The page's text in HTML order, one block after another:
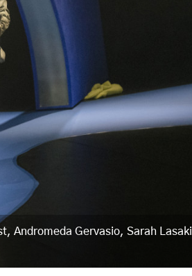
Andromeda Gervasio, Sarah Lasaki